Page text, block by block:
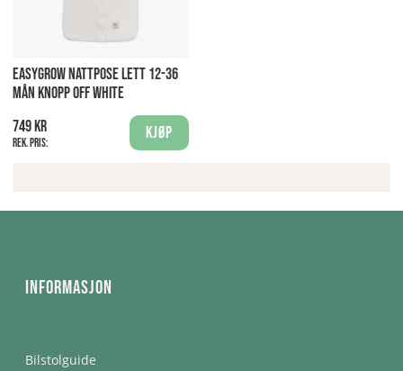
EASYGROW NATTPOSE LETT 12-36
MÅN KNOPP OFF WHITE
749 kr
Rek. pris:
Kjøp
Informasjon
Bilstolguide